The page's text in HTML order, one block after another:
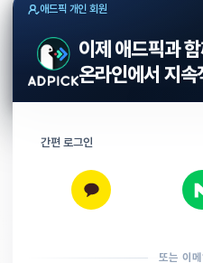
애드픽 개인 회원
이제 애드픽과
온라인에서 지
간편 로그인
또는 이